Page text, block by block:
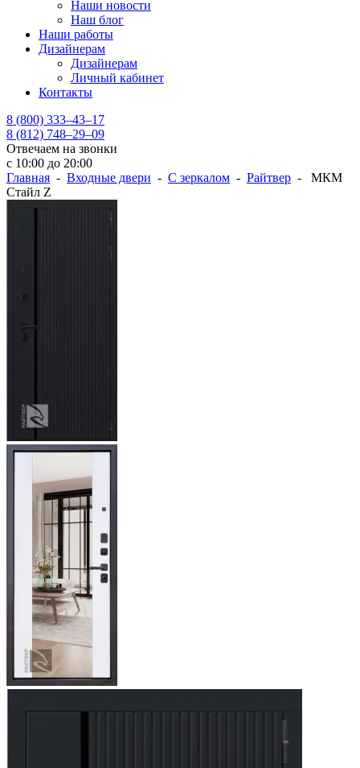
Наши новости
Наш блог
Наши работы
Дизайнерам
Дизайнерам
Личный кабинет
Контакты
8 (800) 333–43–17
8 (812) 748–29–09
Отвечаем на звонки
с 10:00 до 20:00
Главная - Входные двери - С зеркалом - Райтвер - МКМ
Стайл Z